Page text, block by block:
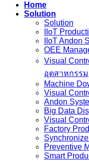
Home
Solution
Solution
IIoT
IIoT Andon
OEE
Visual
อุตสาหกรรม
Machine
Visual
Andon
Big Data
Visual
Factory
Preventive
Smart